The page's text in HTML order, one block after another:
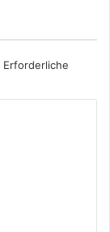
Erforderliche